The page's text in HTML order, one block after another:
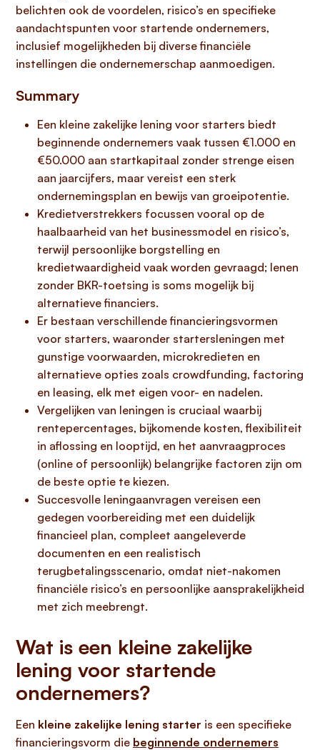
belichten ook de voordelen, risico’s en specifieke
aandachtspunten voor startende ondernemers,
inclusief mogelijkheden bij diverse financiële
instellingen die ondernemerschap aanmoedigen.
Summary
Een kleine zakelijke lening voor starters biedt
beginnende ondernemers vaak tussen €1.000 en
€50.000 aan startkapitaal zonder strenge eisen
aan jaarcijfers, maar vereist een sterk
ondernemingsplan en bewijs van groeipotentie.
Kredietverstrekkers focussen vooral op de
haalbaarheid van het businessmodel en risico’s,
terwijl persoonlijke borgstelling en
kredietwaardigheid vaak worden gevraagd; lenen
zonder BKR-toetsing is soms mogelijk bij
alternatieve financiers.
Er bestaan verschillende financieringsvormen
voor starters, waaronder startersleningen met
gunstige voorwaarden, microkredieten en
alternatieve opties zoals crowdfunding, factoring
en leasing, elk met eigen voor- en nadelen.
Vergelijken van leningen is cruciaal waarbij
rentepercentages, bijkomende kosten, flexibiliteit
in aflossing en looptijd, en het aanvraagproces
(online of persoonlijk) belangrijke factoren zijn om
de beste optie te kiezen.
Succesvolle leningaanvragen vereisen een
gedegen voorbereiding met een duidelijk
financieel plan, compleet aangeleverde
documenten en een realistisch
terugbetalingsscenario, omdat niet-nakomen
financiële risico’s en persoonlijke aansprakelijkheid
met zich meebrengt.
Wat is een kleine zakelijke
lening voor startende
ondernemers?
Een kleine zakelijke lening starter is een specifieke
financieringsvorm die beginnende ondernemers